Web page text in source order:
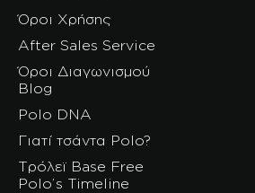
Όροι Χρήσης
After Sales Service
Όροι Διαγωνισμού
Blog
Polo DNA
Γιατί τσάντα Polo?
Τρόλεϊ Base Free
Polo’s Timeline